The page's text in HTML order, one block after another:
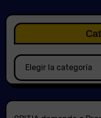
Categorías